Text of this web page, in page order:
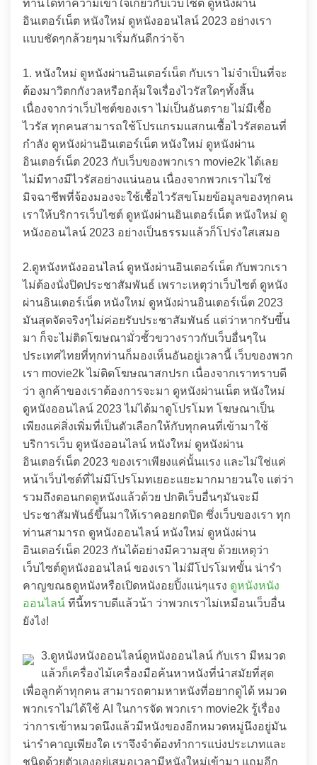
ท่านได้ทำความเข้าใจเกี่ยวกับเว็บไซต์ ดูหนังผ่าน
อินเตอร์เน็ต หนังใหม่ ดูหนังออนไลน์ 2023 อย่างเรา
แบบชัดๆกล้วยๆมาเริ่มกันดีกว่าจ้า
1. หนังใหม่ ดูหนังผ่านอินเตอร์เน็ต กับเรา ไม่จำเป็นที่จะ
ต้องมาวิตกกังวลหรือกลุ้มใจเรื่องไวรัสใดๆทั้งสิ้น
เนื่องจากว่าเว็บไซต์ของเรา ไม่เป็นอันตราย ไม่มีเชื้อ
ไวรัส ทุกคนสามารถใช้โปรแกรมแสกนเชื้อไวรัสตอนที่
กำลัง ดูหนังผ่านอินเตอร์เน็ต หนังใหม่ ดูหนังผ่าน
อินเตอร์เน็ต 2023 กับเว็บของพวกเรา movie2k ได้เลย
ไม่มีทางมีไวรัสอย่างแน่นอน เนื่องจากพวกเราไม่ใช่
มิจฉาชีพที่จ้องมองจะใช้เชื้อไวรัสขโมยข้อมูลของทุกคน
เราให้บริการเว็บไซต์ ดูหนังผ่านอินเตอร์เน็ต หนังใหม่ ดู
หนังออนไลน์ 2023 อย่างเป็นธรรมแล้วก็โปร่งใสเสมอ
2.ดูหนังหนังออนไลน์ ดูหนังผ่านอินเตอร์เน็ต กับพวกเรา
ไม่ต้องนั่งปิดประชาสัมพันธ์ เพราะเหตุว่าเว็บไซต์ ดูหนัง
ผ่านอินเตอร์เน็ต หนังใหม่ ดูหนังผ่านอินเตอร์เน็ต 2023
มันสุดจัดจริงๆไม่ค่อยรับประชาสัมพันธ์ แต่ว่าหากรับขึ้น
มา ก็จะไม่ติดโฆษณามั่วซั้วขวางราวกับเว็บอื่นๆใน
ประเทศไทยที่ทุกท่านก็มองเห็นอันอยู่เวลานี้ เว็บของพวก
เรา movie2k ไม่ติดโฆษณาสกปรก เนื่องจากเราทราบดี
ว่า ลูกค้าของเราต้องการจะมา ดูหนังผ่านเน็ต หนังใหม่
ดูหนังออนไลน์ 2023 ไม่ได้มาดูโปรโมท โฆษณาเป็น
เพียงแค่สิ่งเพิ่มที่เป็นตัวเลือกให้กับทุกคนที่เข้ามาใช้
บริการเว็บ ดูหนังออนไลน์ หนังใหม่ ดูหนังผ่าน
อินเตอร์เน็ต 2023 ของเราเพียงแค่นั้นแรง และไม่ใช่แค่
หน้าเว็บไซต์ที่ไม่มีโปรโมทเยอะแยะมากมายวนใจ แต่ว่า
รวมถึงตอนกดดูหนังแล้วด้วย ปกติเว็บอื่นๆมันจะมี
ประชาสัมพันธ์ขึ้นมาให้เราคอยกดปิด ซึ่งเว็บของเรา ทุก
ท่านสามารถ ดูหนังออนไลน์ หนังใหม่ ดูหนังผ่าน
อินเตอร์เน็ต 2023 กันได้อย่างมีความสุข ด้วยเหตุว่า
เว็บไซต์ดูหนังออนไลน์ ของเรา ไม่มีโปรโมทขั้น น่ารำ
คาญขณธดูหนังหรือเปิดหนังอยปิ้งแน่ๆแรง ดูหนังหนัง
ออนไลน์ ทีนี้ทราบดีแล้วน้า ว่าพวกเราไม่เหมือนเว็บอื่น
ยังไง!
3.ดูหนังหนังออนไลน์ดูหนังออนไลน์ กับเรา มีหมวด
แล้วก็เครื่องไม้เครื่องมือค้นหาหนังที่นำสมัยที่สุด
เพื่อลูกค้าทุกคน สามารถตามหาหนังที่อยากดูได้ หมวด
พวกเราไม่ได้ใช้ AI ในการจัด พวกเรา movie2k รู้เรื่อง
ว่าการเข้าหมวดนึงแล้วมีหนังของอีกหมวดหมู่นึงอยู่มัน
น่ารำคาญเพียงใด เราจึงจำต้องทำการแบ่งประเภทและ
ชนิดด้วยตัวเองอยู่เสมอเวลามีหนังใหม่เข้ามา แถมอีก